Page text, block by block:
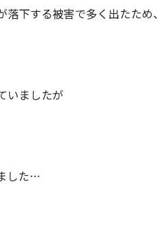
下する被害で多く出たため、
いましたが
した…